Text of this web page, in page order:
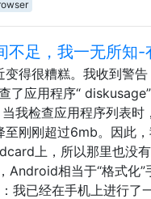
足，我一无所知-
得很糟糕。我收到警
了应用程序“
我检查应用程序列表
至刚刚超过6mb。因此
上，所以那里也没
Android相当于“格式化
我已经在手机上进行